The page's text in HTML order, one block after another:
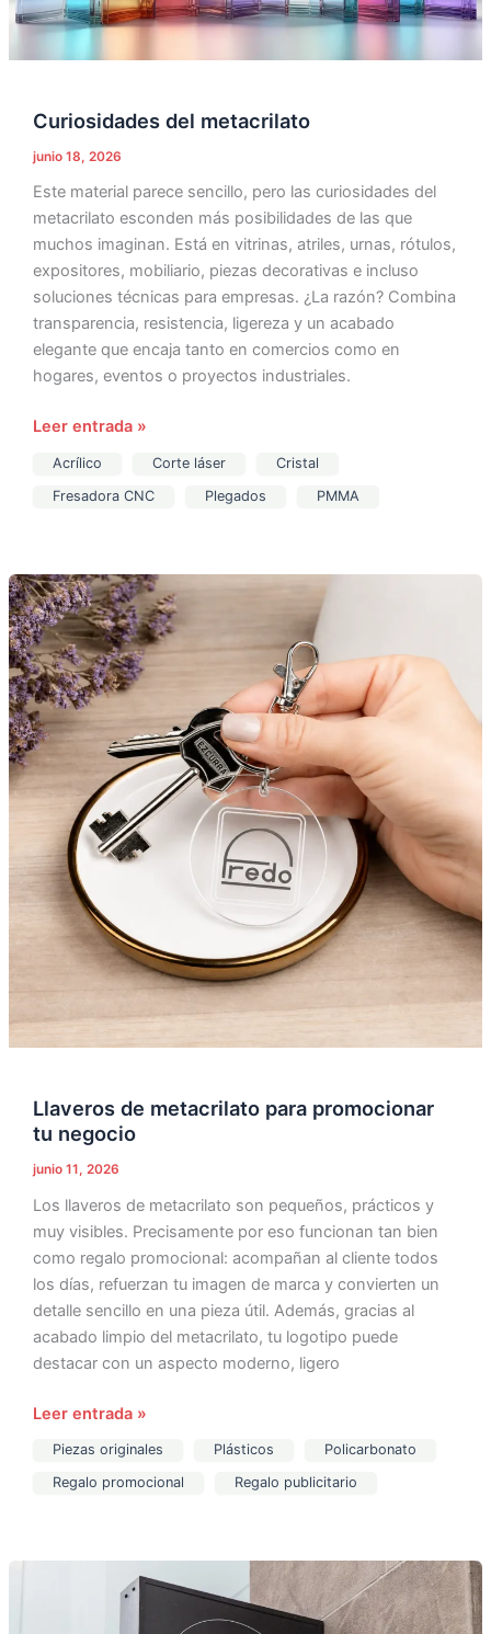
Curiosidades del metacrilato
junio 18, 2026
Este material parece sencillo, pero las curiosidades del
metacrilato esconden más posibilidades de las que
muchos imaginan. Está en vitrinas, atriles, urnas, rótulos,
expositores, mobiliario, piezas decorativas e incluso
soluciones técnicas para empresas. ¿La razón? Combina
transparencia, resistencia, ligereza y un acabado
elegante que encaja tanto en comercios como en
hogares, eventos o proyectos industriales.
Leer entrada »
Acrílico Corte láser
Cristal
Fresadora CNC
Plegados PMMA
Llaveros de metacrilato para promocionar
tu negocio
junio 11, 2026
Los llaveros de metacrilato son pequeños, prácticos y
muy visibles. Precisamente por eso funcionan tan bien
como regalo promocional: acompañan al cliente todos
los días, refuerzan tu imagen de marca y convierten un
detalle sencillo en una pieza útil. Además, gracias al
acabado limpio del metacrilato, tu logotipo puede
destacar con un aspecto moderno, ligero
Llaveros
de
metacrilato
para
promocionar
tu
negocio
Leer entrada »
Piezas originales Plásticos
Policarbonato
Regalo promocional
Regalo publicitario